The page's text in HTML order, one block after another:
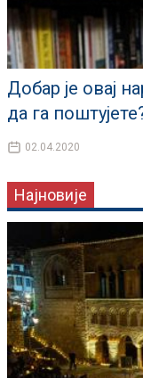
Добар је овај
да га
02.04.2020
Најновије